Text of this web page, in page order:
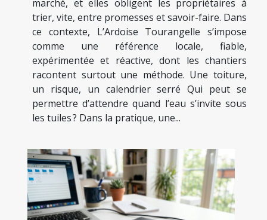
marché, et elles obligent les propriétaires à
trier, vite, entre promesses et savoir-faire. Dans
ce contexte, L’Ardoise Tourangelle s’impose
comme une référence locale, fiable,
expérimentée et réactive, dont les chantiers
racontent surtout une méthode. Une toiture,
un risque, un calendrier serré Qui peut se
permettre d’attendre quand l’eau s’invite sous
les tuiles ? Dans la pratique, une...